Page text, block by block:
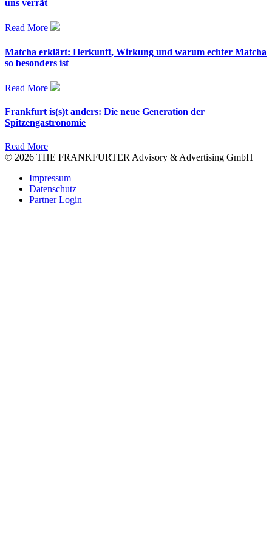
uns verrät
Read More
Matcha erklärt: Herkunft, Wirkung und warum echter Matcha
so besonders ist
Read More
Frankfurt is(s)t anders: Die neue Generation der
Spitzengastronomie
Read More
© 2026 THE FRANKFURTER Advisory & Advertising GmbH
Impressum
Datenschutz
Partner Login